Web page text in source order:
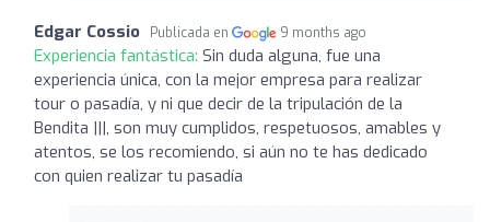
Edgar Cossio Publicada en 9 months ago
Experiencia fantástica: Sin duda alguna, fue una
experiencia única, con la mejor empresa para realizar
tour o pasadía, y ni que decir de la tripulación de la
Bendita |||, son muy cumplidos, respetuosos, amables y
atentos, se los recomiendo, si aún no te has dedicado
con quien realizar tu pasadía